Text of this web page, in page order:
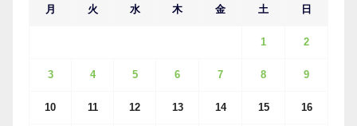
月 火 水 木 金 土 日
1 2
3 4 5 6 7 8 9
10 11 12 13 14 15 16